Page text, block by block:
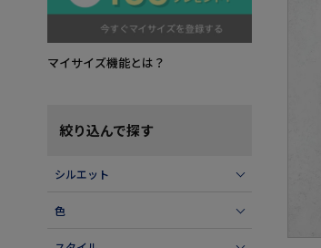
マイサイズ機能とは？
絞り込んで探す
シルエット
色